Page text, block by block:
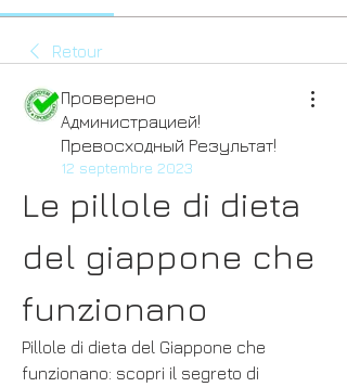
Retour
Проверено
Администрацией!
Превосходный Результат!
12 septembre 2023
Le pillole di dieta
del giappone che
funzionano
Pillole di dieta del Giappone che
funzionano: scopri il segreto di